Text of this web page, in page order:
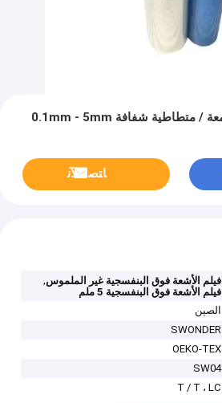
طباعة فيلم UV مرنة لامعة / متطاطية شفافة 0.1mm - 5mm
ﺎﺘﺼﻟ ﺍﻶﻧ
فيلم الأشعة فوق البنفسجية غير الملموس,
فيلم الأشعة فوق البنفسجية 5 ملم
الصين
SWONDER
OEKO-TEX
SW04
T / T ، LC